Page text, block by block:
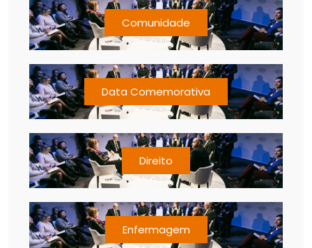
Comunidade
Data Comemorativa
Direito
Enfermagem